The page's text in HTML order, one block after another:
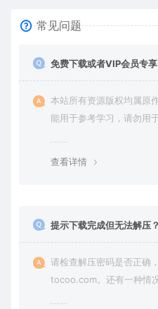
常见问题
免费下载或者VIP会员专
本站所有资源版权均属原
能用于参考学习，请勿用
查看详情
提示下载完成但无法解压？
请检查解压密码是否正确
tocoo.com。还有一种情